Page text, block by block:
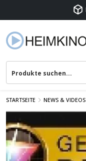
STARTSEITE NEWS & VIDEOS